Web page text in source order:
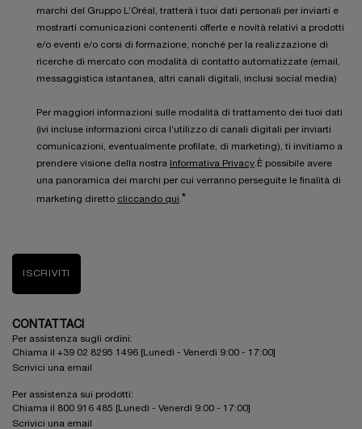
marchi del Gruppo L’Oréal, tratterà i tuoi dati personali per inviarti e
mostrarti comunicazioni contenenti offerte e novità relativi a prodotti
e/o eventi e/o corsi di formazione, nonché per la realizzazione di
ricerche di mercato con modalità di contatto automatizzate (email,
messaggistica istantanea, altri canali digitali, inclusi social media)
Per maggiori informazioni sulle modalità di trattamento dei tuoi dati
(ivi incluse informazioni circa l’utilizzo di canali digitali per inviarti
comunicazioni, eventualmente profilate, di marketing), ti invitiamo a
prendere visione della nostra
Informativa Privacy .È possibile avere
una panoramica dei marchi per cui verranno perseguite le finalità di
marketing diretto cliccando qui *
ISCRIVITI
CONTATTACI
Per assistenza sugli ordini:
Chiama il +39 02 8295 1496 [Lunedì - Venerdì 9:00 - 17:00]
Scrivici una email
Per assistenza sui prodotti:
Chiama il 800 916 485 [Lunedì - Venerdì 9:00 - 17:00]
Scrivici una email